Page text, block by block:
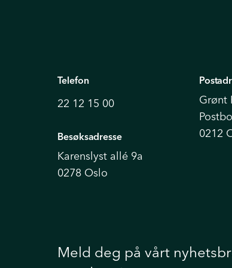
Telefon
22 12 15 00
Besøksadresse
Karenslyst allé 9a
0278 Oslo
Grønt
0212
Meld deg på vårt